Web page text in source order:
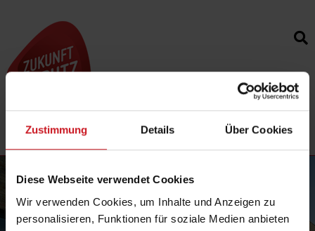
Zustimmung Details Über Cookies
Diese Webseite verwendet Cookies
Wir verwenden Cookies, um Inhalte und Anzeigen zu
personalisieren, Funktionen für soziale Medien anbieten